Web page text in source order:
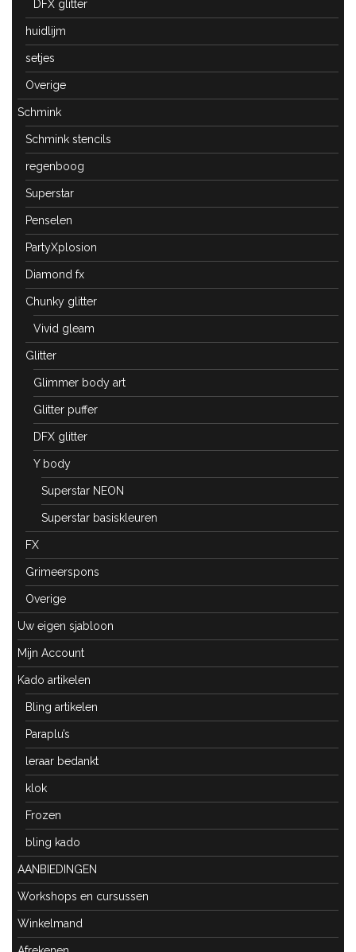
DFX glitter
huidlijm
setjes
Overige
Schmink
Schmink stencils
regenboog
Superstar
Penselen
PartyXplosion
Diamond fx
Chunky glitter
Vivid gleam
Glitter
Glimmer body art
Glitter puffer
DFX glitter
Y body
Superstar NEON
Superstar basiskleuren
FX
Grimeerspons
Overige
Uw eigen sjabloon
Mijn Account
Kado artikelen
Bling artikelen
Paraplu’s
leraar bedankt
klok
Frozen
bling kado
AANBIEDINGEN
Workshops en cursussen
Winkelmand